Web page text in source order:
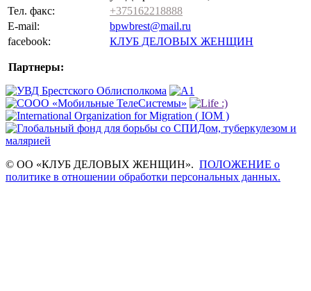
Тел. факс:
+375162218888
E-mail:
bpwbrest@mail.ru
facebook:
КЛУБ ДЕЛОВЫХ ЖЕНЩИН
Партнеры:
© ОО «КЛУБ ДЕЛОВЫХ ЖЕНЩИН». ПОЛОЖЕНИЕ о
политике в отношении обработки персональных данных.